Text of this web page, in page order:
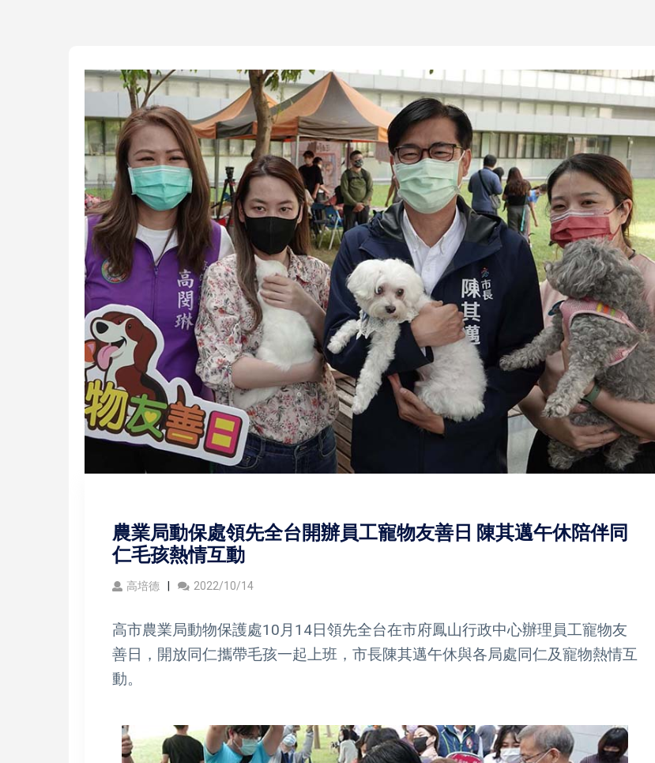
農業局動保處領先全台開辦員工寵物友善日 陳其邁午休陪伴同
仁毛孩熱情互動
高培德 2022/10/14
高市農業局動物保護處10月14日領先全台在市府鳳山行政中心辦理員工寵物友
善日，開放同仁攜帶毛孩一起上班，市長陳其邁午休與各局處同仁及寵物熱情互
動。